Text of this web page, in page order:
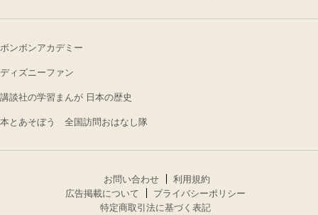
ボンボンアカデミー
ディズニーファン
講談社の学習まんが 日本の歴史
本とあそぼう 全国訪問おはなし隊
お問い合わせ
利用規約
広告掲載について
プライバシーポリシー
特定商取引法に基づく表記